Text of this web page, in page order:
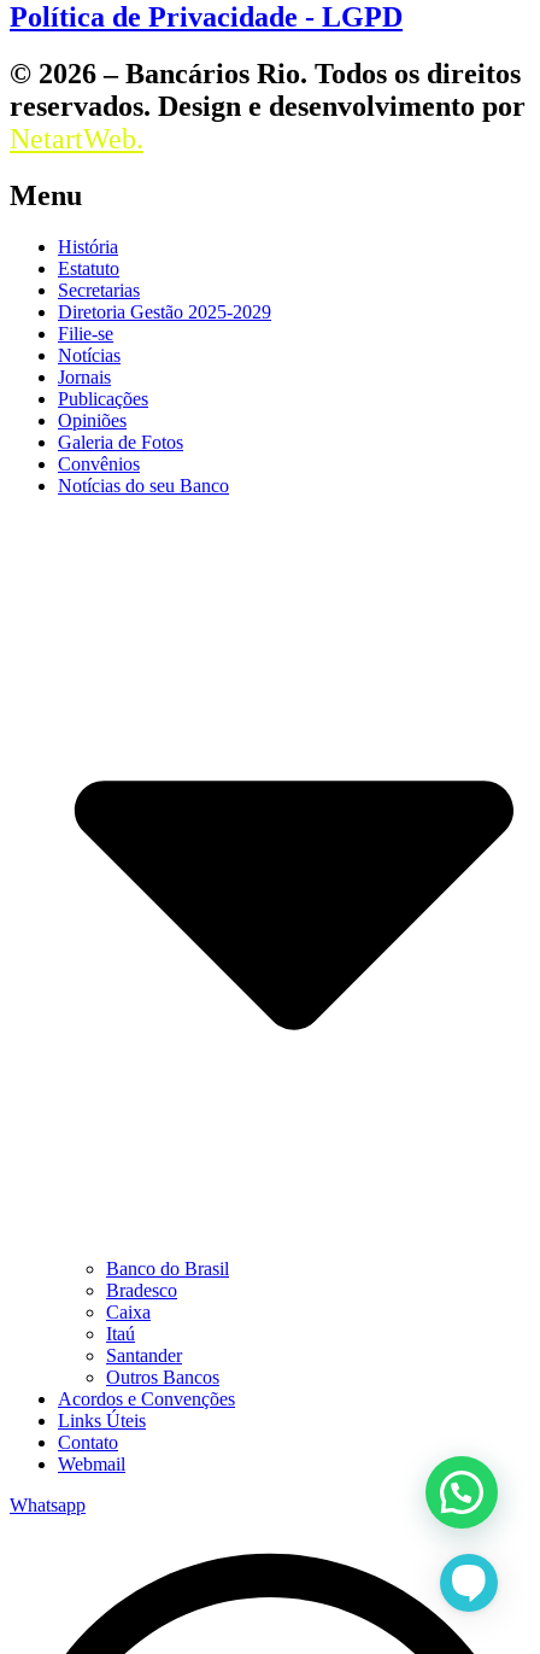
Política de Privacidade - LGPD
© 2026 – Bancários Rio. Todos os direitos
reservados. Design e desenvolvimento por
NetartWeb.
Menu
História
Estatuto
Secretarias
Diretoria Gestão 2025-2029
Filie-se
Notícias
Jornais
Publicações
Opiniões
Galeria de Fotos
Convênios
Notícias do seu Banco
Banco do Brasil
Bradesco
Caixa
Itaú
Santander
Outros Bancos
Acordos e Convenções
Links Úteis
Contato
Webmail
Whatsapp